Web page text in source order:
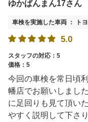
ゆかぱんまん17さん
車検を実施した車両 ： ト
5.0
スタッフの対応：5
価格：5
今回の車検を常日頃
幡店でお願いしまし
に足回りも見て頂い
やすく説明して下さ